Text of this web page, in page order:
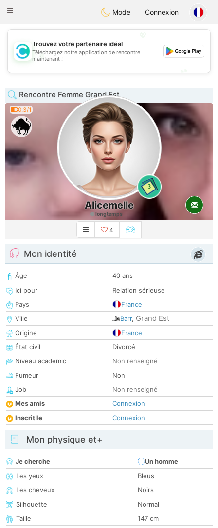
olombiaCitas
Toggle
Mode Connexion
💖
💕
Trouvez votre partenaire idéal
Téléchargez notre application de rencontre
maintenant !
Rencontre Femme Grand Est
0.3/1
3
Alicemelle
longtemps
4
Mon identité
Âge
40 ans
Ici pour
Relation sérieuse
Pays
France
Ville
Barr, Grand Est
Origine
France
État civil
Divorcé
Niveau academic
Non renseigné
Fumeur
Non
Job
Non renseigné
Mes amis
Connexion
Inscrit le
Connexion
Mon physique et+
Je cherche
Un homme
Les yeux
Bleus
Les cheveux
Noirs
Silhouette
Normal
Taille
147 cm